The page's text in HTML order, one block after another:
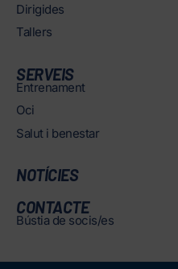
Dirigides
Tallers
SERVEIS
Entrenament
Oci
Salut i benestar
NOTÍCIES
CONTACTE
Bústia de socis/es